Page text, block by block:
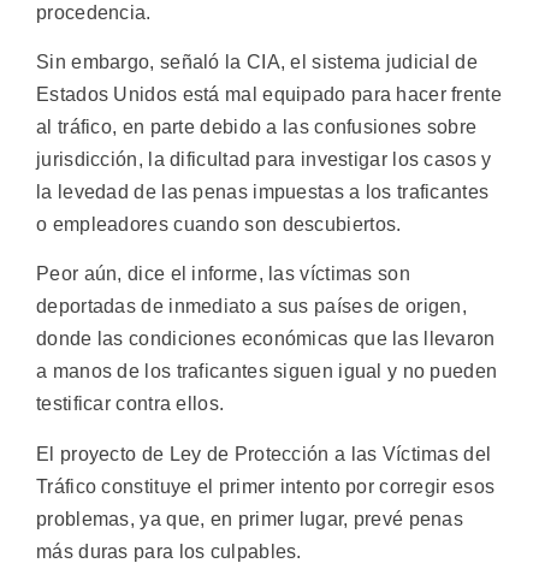
procedencia.
Sin embargo, señaló la CIA, el sistema judicial de
Estados Unidos está mal equipado para hacer frente
al tráfico, en parte debido a las confusiones sobre
jurisdicción, la dificultad para investigar los casos y
la levedad de las penas impuestas a los traficantes
o empleadores cuando son descubiertos.
Peor aún, dice el informe, las víctimas son
deportadas de inmediato a sus países de origen,
donde las condiciones económicas que las llevaron
a manos de los traficantes siguen igual y no pueden
testificar contra ellos.
El proyecto de Ley de Protección a las Víctimas del
Tráfico constituye el primer intento por corregir esos
problemas, ya que, en primer lugar, prevé penas
más duras para los culpables.